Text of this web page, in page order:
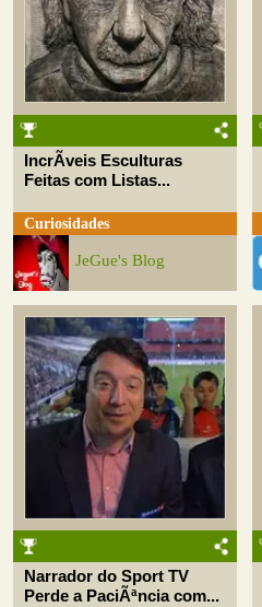
IncrÃ­veis Esculturas
Feitas com Listas...
Curiosidades
JeGue's Blog
Narrador do Sport TV
Perde a PaciÃªncia com...